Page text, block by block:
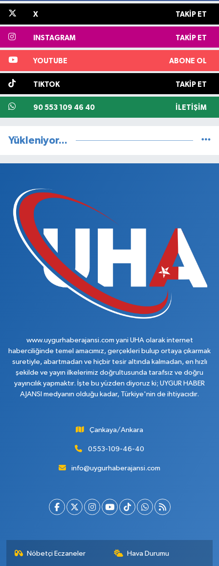
X TAKIP ET
INSTAGRAM TAKIP ET
YOUTUBE ABONE OL
TIKTOK TAKIP ET
90 553 109 46 40 İLETIŞIM
Yükleniyor...
www.uygurhaberajansi.com yani UHA olarak internet
haberciliğinde temel amacımız, gerçekleri bulup ortaya çıkarmak
suretiyle, abartmadan ve hiçbir tesir altında kalmadan, en hızlı
şekilde ve yayın ilkelerimiz doğrultusunda tarafsız ve doğru
yayıncılık yapmaktır. İşte bu yüzden diyoruz ki; UYGUR HABER
AJANSI medyanın olduğu kadar, Türkiye'nin de ihtiyacıdır.
Çankaya/Ankara
0553-109-46-40
info@uygurhaberajansi.com
Nöbetçi Eczaneler Hava Durumu